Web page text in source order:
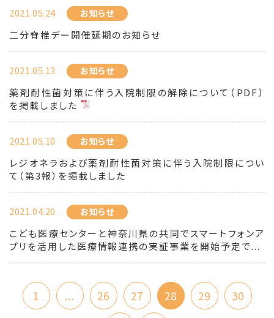
2021.05.24 お知らせ
二分脊椎デー開催延期のお知らせ
2021.05.13 お知らせ
薬剤耐性菌対策に伴う入院制限の解除について（PDF）
を掲載しました
2021.05.10 お知らせ
レジオネラおよび薬剤耐性菌対策に伴う入院制限につい
て（第3報）を掲載しました
2021.04.20 お知らせ
こども医療センターと神奈川県の共同でスマートフォンア
プリを活用した医療情報連携の実証事業を開始予定で...
1 ... 26 27 28 29
30